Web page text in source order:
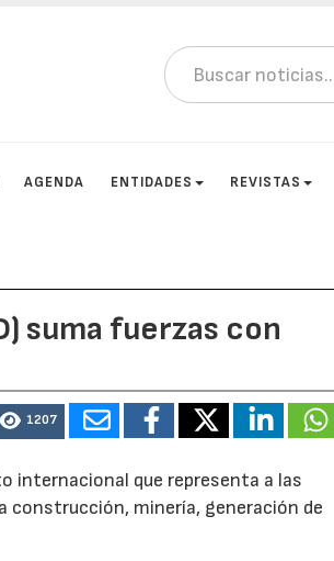
AGENDA ENTIDADES REVISTAS
suma fuerzas con
1207
internacional que representa a las
construcción, minería, generación de